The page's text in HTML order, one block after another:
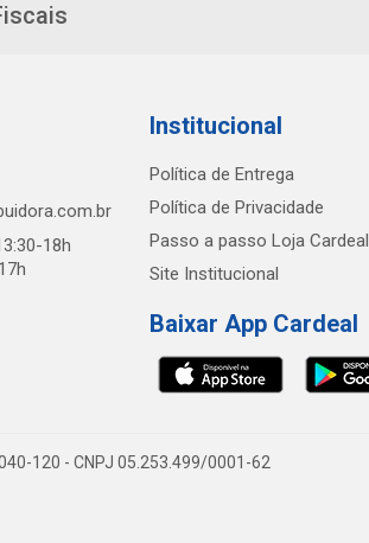
18h
Institucional
Política de Entrega
Política de Privacidade
Passo a passo Loja Cardeal
Site Institucional
Baixar App Cardeal
120 - CNPJ 05.253.499/0001-62